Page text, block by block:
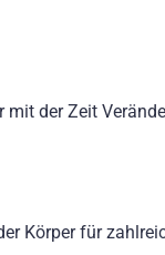
der Zeit
Körper für